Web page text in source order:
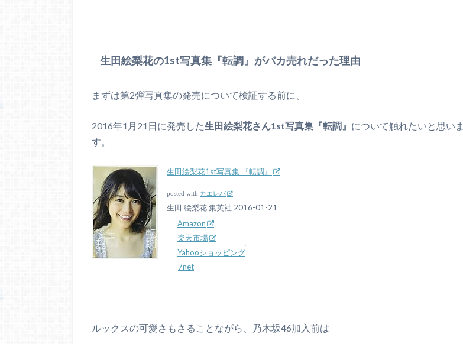
生田絵梨花の1st写真集『転調』がバカ売れだった理由
まずは第2弾写真集の発売について検証する前に、
2016年1月21日に発売した生田絵梨花さん1st写真集『転調』 について触れたいと思いま
す。
生田絵梨花1st写真集 『転調』
posted with カエレバ
生田 絵梨花 集英社 2016-01-21
Amazon
楽天市場
Yahooショッピング
7net
ルックスの可愛さもさることながら、乃木坂46加入前は